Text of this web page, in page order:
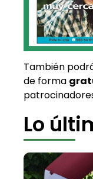
También
de forma
Lo